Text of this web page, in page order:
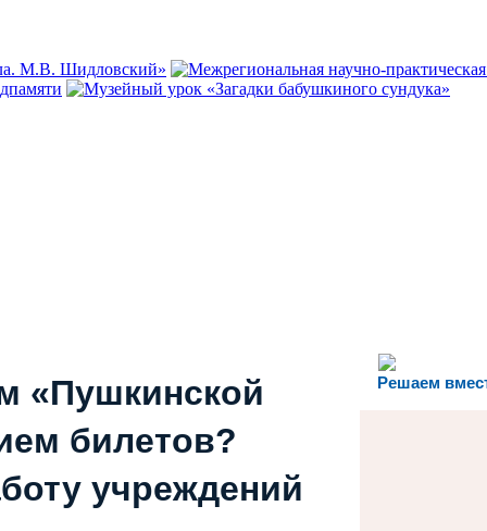
Решаем
«Пушкинской
билетов?
учреждений